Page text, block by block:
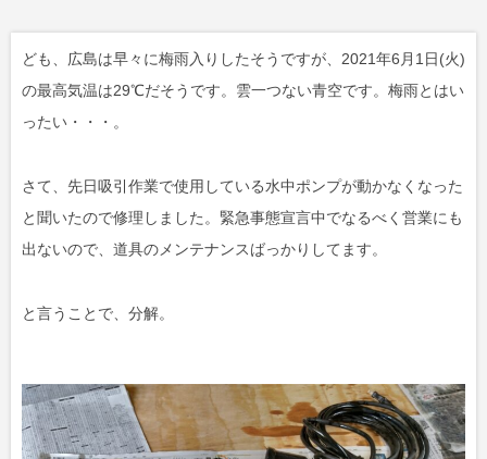
ども、広島は早々に梅雨入りしたそうですが、2021年6月1日(火)
の最高気温は29℃だそうです。雲一つない青空です。梅雨とはい
ったい・・・。
さて、先日吸引作業で使用している水中ポンプが動かなくなった
と聞いたので修理しました。緊急事態宣言中でなるべく営業にも
出ないので、道具のメンテナンスばっかりしてます。
と言うことで、分解。